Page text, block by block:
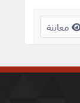
معاينة